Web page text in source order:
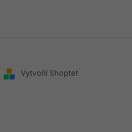
Vytvořil Shoptet